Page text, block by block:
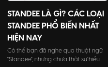
STANDEE LÀ GÌ? CÁC LOẠI
STANDEE PHỔ BIẾN NHẤT
HIỆN NAY
Có thể bạn đã nghe qua thuật ngữ
"Standee", nhưng chưa thật sự hiểu